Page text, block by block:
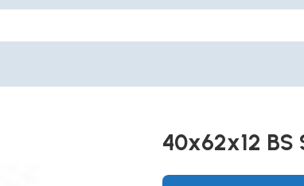
40x62x12 BS